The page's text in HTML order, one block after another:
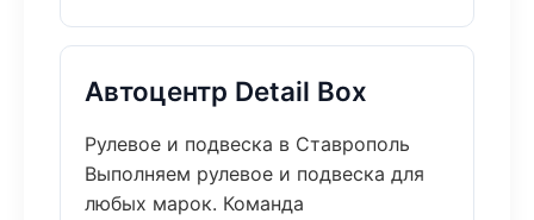
Автоцентр Detail Box
Рулевое и подвеска в Ставрополь
Выполняем рулевое и подвеска для
любых марок. Команда